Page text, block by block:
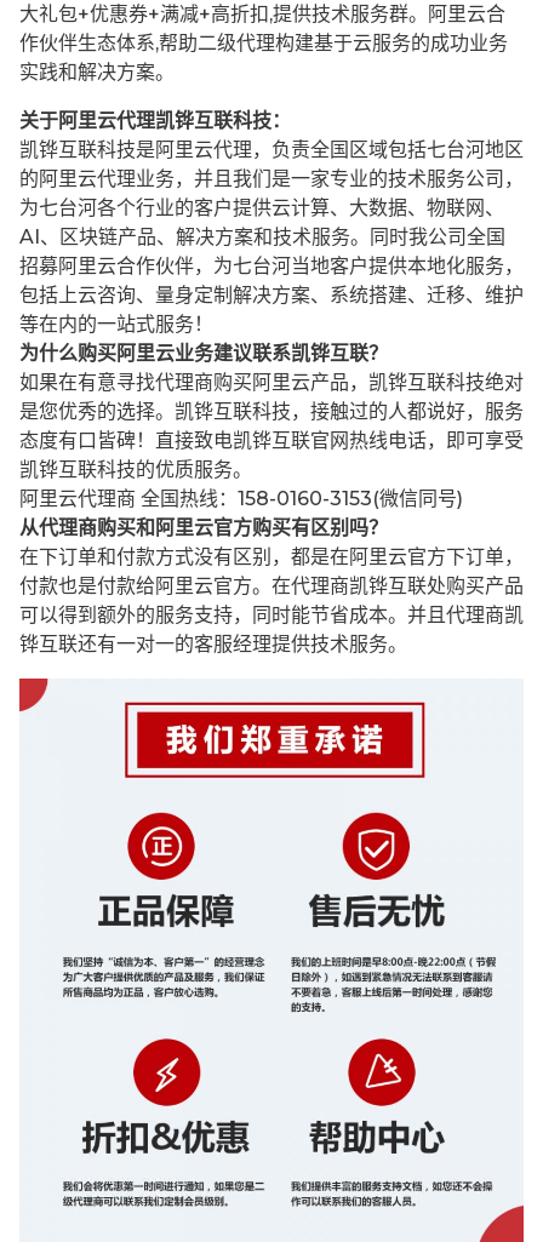
大礼包+优惠券+满减+高折扣,提供技术服务群。阿里云合
作伙伴生态体系,帮助二级代理构建基于云服务的成功业务
实践和解决方案。
关于阿里云代理凯铧互联科技：
凯铧互联科技是阿里云代理，负责全国区域包括七台河地区
的阿里云代理业务，并且我们是一家专业的技术服务公司，
为七台河各个行业的客户提供云计算、大数据、物联网、
AI、区块链产品、解决方案和技术服务。同时我公司全国
招募阿里云合作伙伴，为七台河当地客户提供本地化服务，
包括上云咨询、量身定制解决方案、系统搭建、迁移、维护
等在内的一站式服务！
为什么购买阿里云业务建议联系凯铧互联？
如果在有意寻找代理商购买阿里云产品，凯铧互联科技绝对
是您优秀的选择。凯铧互联科技，接触过的人都说好，服务
态度有口皆碑！直接致电凯铧互联官网热线电话，即可享受
凯铧互联科技的优质服务。
阿里云代理商 全国热线：158-0160-3153(微信同号)
从代理商购买和阿里云官方购买有区别吗？
在下订单和付款方式没有区别，都是在阿里云官方下订单，
付款也是付款给阿里云官方。在代理商凯铧互联处购买产品
可以得到额外的服务支持，同时能节省成本。并且代理商凯
铧互联还有一对一的客服经理提供技术服务。